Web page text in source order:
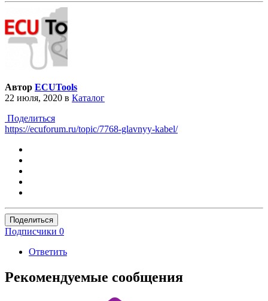
Автор ECUTools
22 июля, 2020 в Каталог
Поделиться
https://ecuforum.ru/topic/7768-glavnyy-kabel/
Поделиться
Подписчики 0
Ответить
Рекомендуемые сообщения